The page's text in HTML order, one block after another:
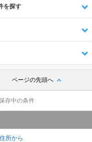
を探す
ページの先頭へ
存中の条件
住所から